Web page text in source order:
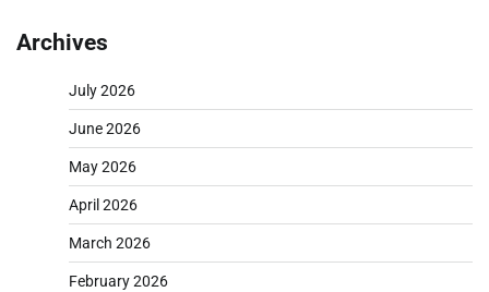
Archives
July 2026
June 2026
May 2026
April 2026
March 2026
February 2026